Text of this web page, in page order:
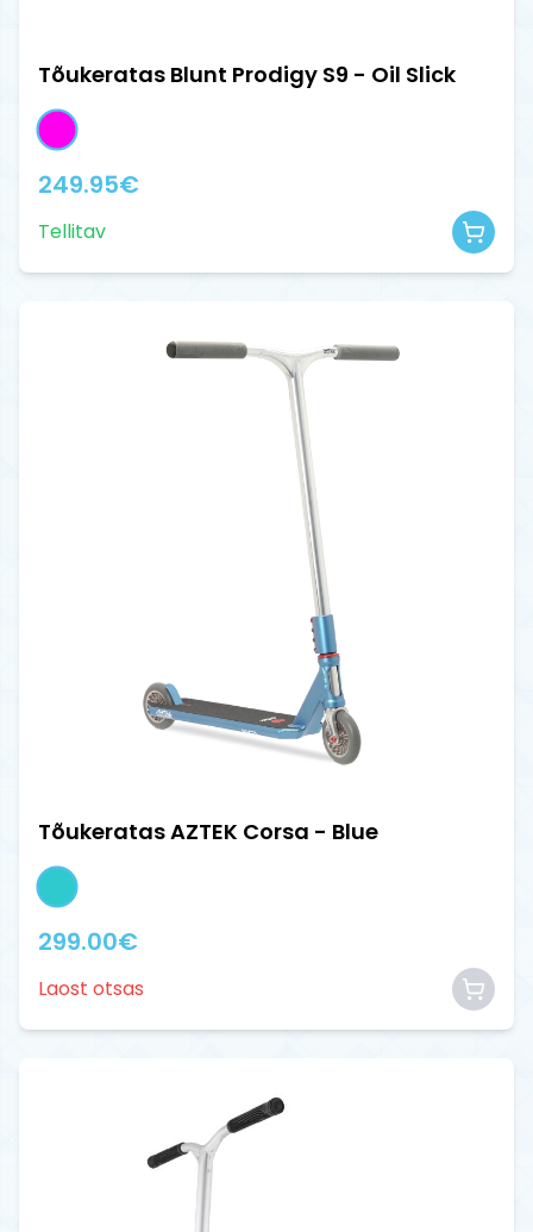
Tõukeratas Blunt Prodigy S9 - Oil Slick
249.95€
Tellitav
Tõukeratas AZTEK Corsa - Blue
299.00€
Laost otsas